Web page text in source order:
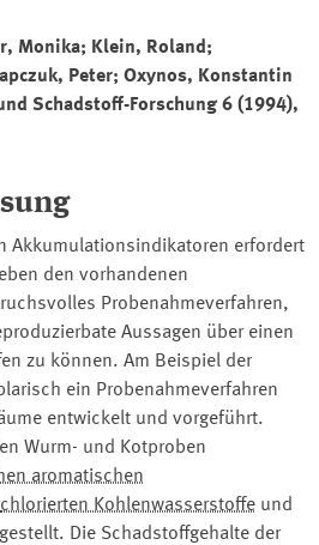
Monika; Klein, Roland;
Peter; Oxynos, Konstantin
Schadstoff-Forschung 6 (1994),
Akkumulationsindikatoren erfordert
den vorhandenen
Probenahmeverfahren,
Aussagen über einen
zu können. Am Beispiel der
ein Probenahmeverfahren
entwickelt und vorgeführt.
Wurm- und Kotproben
aromatischen
chlorierten Kohlenwasserstoffe und
Die Schadstoffgehalte der